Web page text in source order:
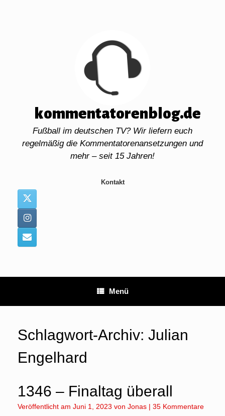
kommentatorenblog.de
Fußball im deutschen TV? Wir liefern euch
regelmäßig die Kommentatorenansetzungen und
mehr – seit 15 Jahren!
Kontakt
Menü
Schlagwort-Archiv: Julian
Engelhard
1346 – Finaltag überall
Veröffentlicht am Juni 1, 2023 von Jonas | 35 Kommentare